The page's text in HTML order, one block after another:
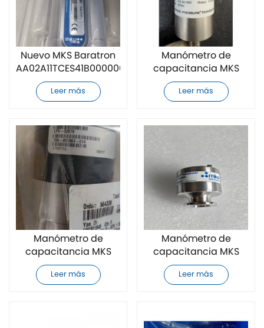
Nuevo MKS Baratron
AA02A11TCES41B000000
manómetro de
capacitancia
Leer más
Manómetro de
capacitancia MKS
Baratron 722A11TA2FK
completamente
Leer más
Manómetro de
capacitancia MKS
Baratron LPV-32678
796-001604-014
Leer más
Manómetro de
capacitancia MKS
Baratron 925-12030
completamente
Leer más